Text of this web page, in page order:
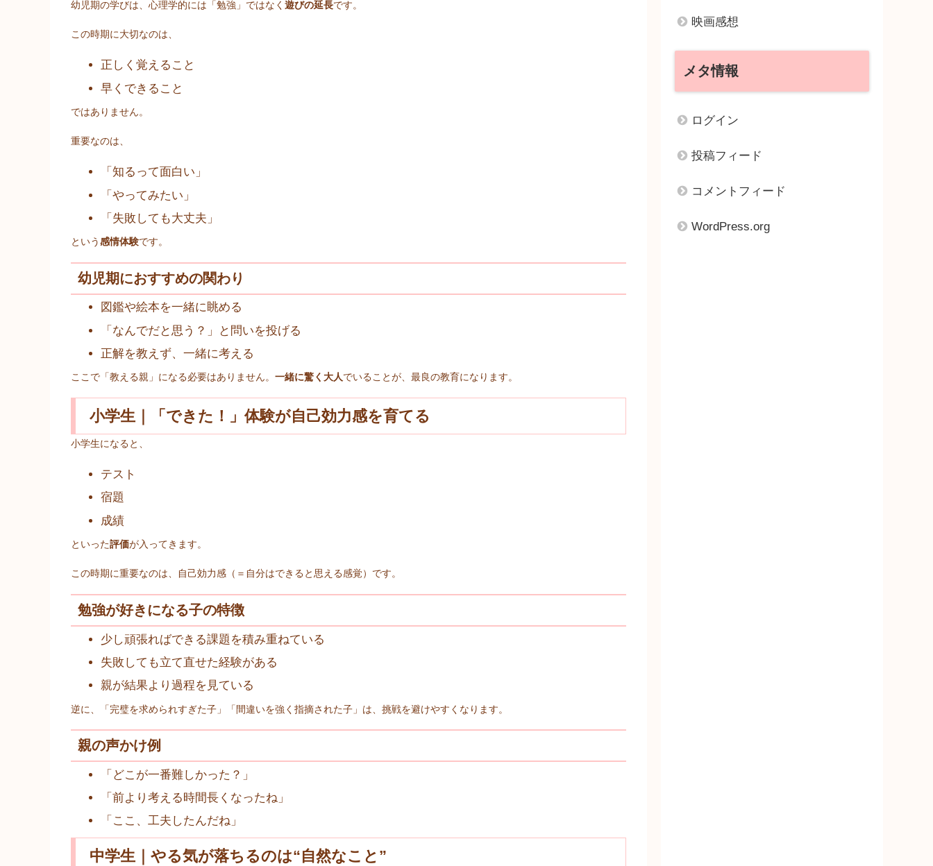
幼児期の学びは、心理学的には「勉強」ではなく 遊びの延長です。
この時期に大切なのは、
正しく覚えること
早くできること
ではありません。
重要なのは、
「知るって面白い」
「やってみたい」
「失敗しても大丈夫」
という感情体験です。
幼児期におすすめの関わり
図鑑や絵本を一緒に眺める
「なんでだと思う？」と問いを投げる
正解を教えず、一緒に考える
ここで「教える親」になる必要はありません。 一緒に驚く大人でいることが、最良の教育になります。
小学生｜「できた！」体験が自己効力感を育てる
小学生になると、
テスト
宿題
成績
といった評価が入ってきます。
この時期に重要なのは、自己効力感（＝自分はできると思える感覚）です。
勉強が好きになる子の特徴
少し頑張ればできる課題を積み重ねている
失敗しても立て直せた経験がある
親が結果より過程を見ている
逆に、「完璧を求められすぎた子」「間違いを強く指摘された子」は、挑戦を避けやすくなります。
親の声かけ例
「どこが一番難しかった？」
「前より考える時間長くなったね」
「ここ、工夫したんだね」
中学生｜やる気が落ちるのは“自然なこと”
映画感想
メタ情報
ログイン
投稿フィード
コメントフィード
WordPress.org